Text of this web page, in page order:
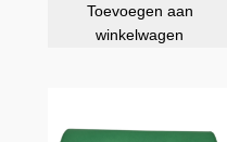
Toevoegen aan
winkelwagen